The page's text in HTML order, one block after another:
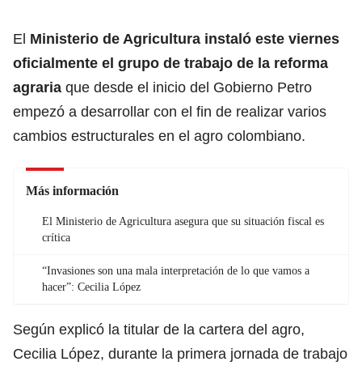
El Ministerio de Agricultura instaló este viernes
oficialmente el grupo de trabajo de la reforma
agraria que desde el inicio del Gobierno Petro
empezó a desarrollar con el fin de realizar varios
cambios estructurales en el agro colombiano.
Más información
El Ministerio de Agricultura asegura que su situación fiscal es
crítica
“Invasiones son una mala interpretación de lo que vamos a
hacer”: Cecilia López
Según explicó la titular de la cartera del agro,
Cecilia López, durante la primera jornada de trabajo